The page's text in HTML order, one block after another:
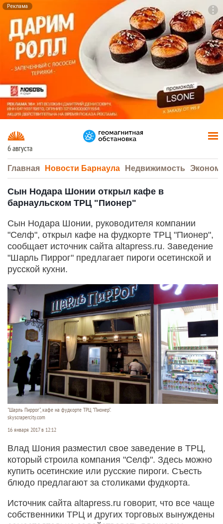
Реклама
6 августа
Главная Новости Барнаула Недвижимость
Сын Нодара Шонии открыл кафе в
барнаульском ТРЦ "Пионер"
Сын Нодара Шонии, руководителя компании
"Селф", открыл кафе на фудкорте ТРЦ "Пионер",
сообщает источник сайта altapress.ru. Заведение
"Шарль Пиррог" предлагает пироги осетинской и
русской кухни.
"Шарль Пиррог", кафе на фудкорте ТРЦ "Пионер".
skyscrapercity.com
16 января 2017 в 12:12
Влад Шония разместил свое заведение в ТРЦ,
который строила компания "Селф". Здесь можно
купить осетинские или русские пироги. Съесть
блюдо предлагают за столиками фудкорта.
Источник сайта altapress.ru говорит, что все чаще
собственники ТРЦ и других торговых вынуждены